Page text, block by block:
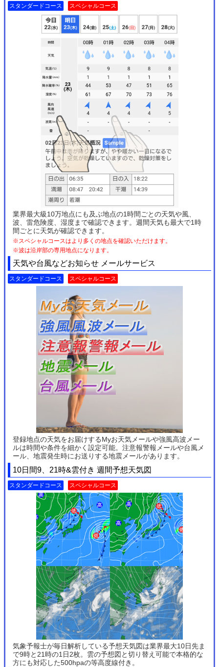
スタンダードコース スペシャルコース
業界最大級10万地点にも及ぶ地点の1時間ごとの天気や風、
波、雷危険度、湿度まで確認できます。週間天気も最大で1時
間ごとに天気が確認できます。
※スペシャルコースはより多くの地点を確認いただけます。
※波は沿岸部の専用地点になります。
天気や台風などお知らせ メールサービス
スタンダードコース スペシャルコース
登録地点の天気をお届けするMyお天気メールや強風高波メー
ルは時間や条件を細かく設定可能。注意報警報メールや台風メ
ール、地震発生時にお送りする地震メールがあります。
10日間9、21時&雲付き 週間予想天気図
スタンダードコース スペシャルコース
気象予報士が毎日解析している予想天気図は業界最大10日先ま
で9時と21時の1日2枚。雲の予想図と切り替え可能で本格的な
方にも対応した500hpaの等高度線付き。